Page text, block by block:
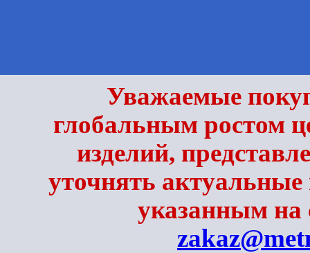
Уважаемые
глобальным ростом
изделий,
уточнять
указанным на